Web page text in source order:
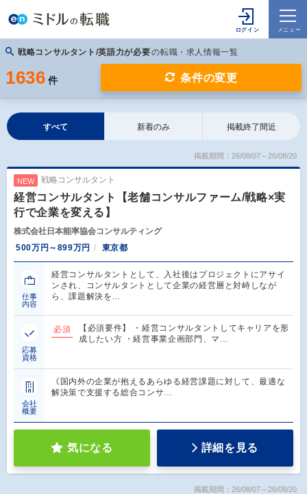
戦略コンサルタント/英語力が必要の転職・求人情報一覧
1636 件 条件の変更
すべて 新着のみ 掲載終了間近
掲載期間：26/08/07～26/08/20
NEW 戦略コンサルタント
経営コンサルタント【老舗コンサルファーム/戦略×実
行で企業を変える】
株式会社日本能率協会コンサルティング
500万円～899万円
東京都
仕事
内容
経営コンサルタントとして、入社後はプロジェクトにアサイ
ンされ、コンサルタントとして企業の経営層と対峙しなが
ら、課題解決を…
応募
資格
必須
【必須要件】 ・経営コンサルタントしてキャリアを形
成したい方 ・経営事業企画部門、マ…
会社
概要
《国内外の企業が抱えるあらゆる経営課題に対して、最適な
解決策で支援する総合コンサ…
気になる 詳細を見る
掲載期間：26/08/07～26/08/20